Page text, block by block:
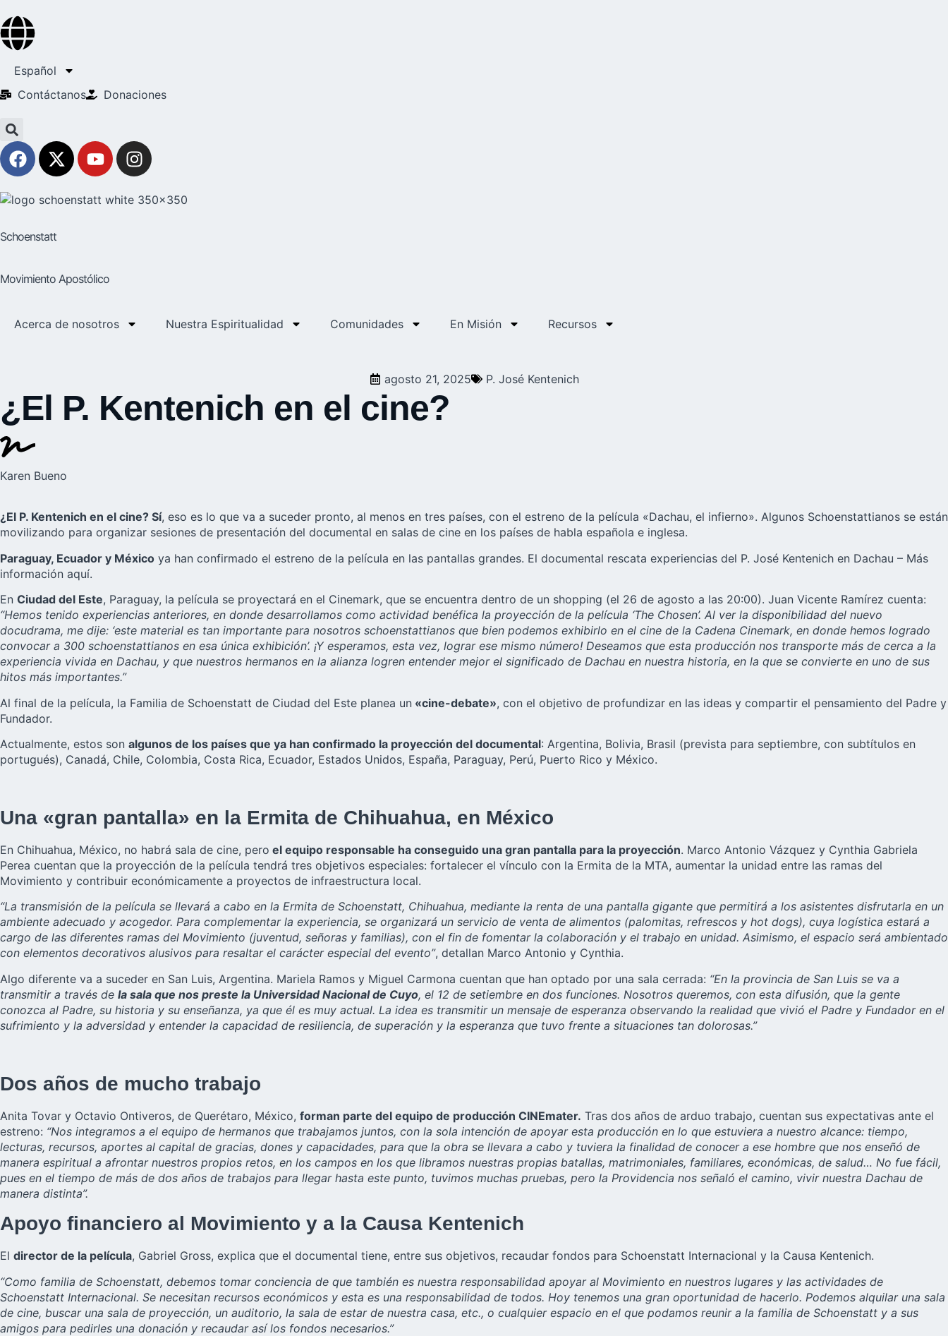
Español
Contáctanos
Donaciones
Schoenstatt
Movimiento Apostólico
Acerca de nosotros Nuestra Espiritualidad Comunidades En Misión Recursos
agosto 21, 2025 P. José Kentenich
¿El P. Kentenich en el cine?
Karen Bueno
¿El P. Kentenich en el cine? Sí, eso es lo que va a suceder pronto, al menos en tres países, con el estreno de la película «Dachau, el infierno». Algunos Schoenstattianos se están
movilizando para organizar sesiones de presentación del documental en salas de cine en los países de habla española e inglesa.
Paraguay, Ecuador y México ya han confirmado el estreno de la película en las pantallas grandes. El documental rescata experiencias del P. José Kentenich en Dachau – Más
información aquí.
En Ciudad del Este, Paraguay, la película se proyectará en el Cinemark, que se encuentra dentro de un shopping (el 26 de agosto a las 20:00). Juan Vicente Ramírez cuenta:
“Hemos tenido experiencias anteriores, en donde desarrollamos como actividad benéfica la proyección de la película ‘The Chosen’. Al ver la disponibilidad del nuevo
docudrama, me dije: ‘este material es tan importante para nosotros schoenstattianos que bien podemos exhibirlo en el cine de la Cadena Cinemark, en donde hemos logrado
convocar a 300 schoenstattianos en esa única exhibición’. ¡Y esperamos, esta vez, lograr ese mismo número! Deseamos que esta producción nos transporte más de cerca a la
experiencia vivida en Dachau, y que nuestros hermanos en la alianza logren entender mejor el significado de Dachau en nuestra historia, en la que se convierte en uno de sus
hitos más importantes.”
Al final de la película, la Familia de Schoenstatt de Ciudad del Este planea un «cine-debate», con el objetivo de profundizar en las ideas y compartir el pensamiento del Padre y
Fundador.
Actualmente, estos son algunos de los países que ya han confirmado la proyección del documental: Argentina, Bolivia, Brasil (prevista para septiembre, con subtítulos en
portugués), Canadá, Chile, Colombia, Costa Rica, Ecuador, Estados Unidos, España, Paraguay, Perú, Puerto Rico y México.
Una «gran pantalla» en la Ermita de Chihuahua, en México
En Chihuahua, México, no habrá sala de cine, pero el equipo responsable ha conseguido una gran pantalla para la proyección. Marco Antonio Vázquez y Cynthia Gabriela
Perea cuentan que la proyección de la película tendrá tres objetivos especiales: fortalecer el vínculo con la Ermita de la MTA, aumentar la unidad entre las ramas del
Movimiento y contribuir económicamente a proyectos de infraestructura local.
“La transmisión de la película se llevará a cabo en la Ermita de Schoenstatt, Chihuahua, mediante la renta de una pantalla gigante que permitirá a los asistentes disfrutarla en un
ambiente adecuado y acogedor. Para complementar la experiencia, se organizará un servicio de venta de alimentos (palomitas, refrescos y hot dogs), cuya logística estará a
cargo de las diferentes ramas del Movimiento (juventud, señoras y familias), con el fin de fomentar la colaboración y el trabajo en unidad. Asimismo, el espacio será ambientado
con elementos decorativos alusivos para resaltar el carácter especial del evento”, detallan Marco Antonio y Cynthia.
Algo diferente va a suceder en San Luis, Argentina. Mariela Ramos y Miguel Carmona cuentan que han optado por una sala cerrada: “En la provincia de San Luis se va a
transmitir a través de la sala que nos preste la Universidad Nacional de Cuyo, el 12 de setiembre en dos funciones. Nosotros queremos, con esta difusión, que la gente
conozca al Padre, su historia y su enseñanza, ya que él es muy actual. La idea es transmitir un mensaje de esperanza observando la realidad que vivió el Padre y Fundador en el
sufrimiento y la adversidad y entender la capacidad de resiliencia, de superación y la esperanza que tuvo frente a situaciones tan dolorosas.”
Dos años de mucho trabajo
Anita Tovar y Octavio Ontiveros, de Querétaro, México, forman parte del equipo de producción CINEmater. Tras dos años de arduo trabajo, cuentan sus expectativas ante el
estreno: “Nos integramos a el equipo de hermanos que trabajamos juntos, con la sola intención de apoyar esta producción en lo que estuviera a nuestro alcance: tiempo,
lecturas, recursos, aportes al capital de gracias, dones y capacidades, para que la obra se llevara a cabo y tuviera la finalidad de conocer a ese hombre que nos enseñó de
manera espiritual a afrontar nuestros propios retos, en los campos en los que libramos nuestras propias batallas, matrimoniales, familiares, económicas, de salud… No fue fácil,
pues en el tiempo de más de dos años de trabajos para llegar hasta este punto, tuvimos muchas pruebas, pero la Providencia nos señaló el camino, vivir nuestra Dachau de
manera distinta”.
Apoyo financiero al Movimiento y a la Causa Kentenich
El director de la película, Gabriel Gross, explica que el documental tiene, entre sus objetivos, recaudar fondos para Schoenstatt Internacional y la Causa Kentenich.
“Como familia de Schoenstatt, debemos tomar conciencia de que también es nuestra responsabilidad apoyar al Movimiento en nuestros lugares y las actividades de
Schoenstatt Internacional. Se necesitan recursos económicos y esta es una responsabilidad de todos. Hoy tenemos una gran oportunidad de hacerlo. Podemos alquilar una sala
de cine, buscar una sala de proyección, un auditorio, la sala de estar de nuestra casa, etc., o cualquier espacio en el que podamos reunir a la familia de Schoenstatt y a sus
amigos para pedirles una donación y recaudar así los fondos necesarios.”